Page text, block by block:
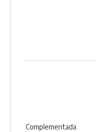
Complementada